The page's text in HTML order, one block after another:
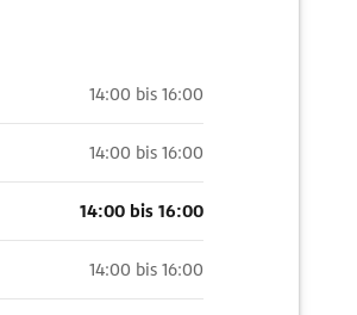
14:00 bis 16:00
14:00 bis 16:00
14:00 bis 16:00
14:00 bis 16:00